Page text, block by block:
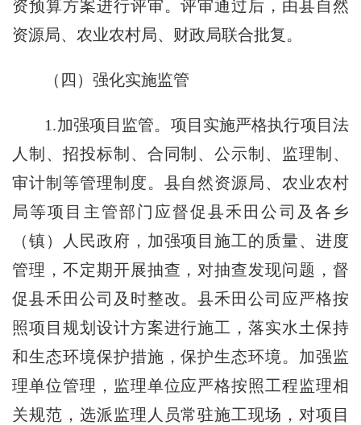
资预算方案进行评审。评审通过后，由县自然
资源局、农业农村局、财政局联合批复。
（四）强化实施监管
1.加强项目监管。项目实施严格执行项目法
人制、招投标制、合同制、公示制、监理制、
审计制等管理制度。县自然资源局、农业农村
局等项目主管部门应督促县禾田公司及各乡
（镇）人民政府，加强项目施工的质量、进度
管理，不定期开展抽查，对抽查发现问题，督
促县禾田公司及时整改。县禾田公司应严格按
照项目规划设计方案进行施工，落实水土保持
和生态环境保护措施，保护生态环境。加强监
理单位管理，监理单位应严格按照工程监理相
关规范，选派监理人员常驻施工现场，对项目